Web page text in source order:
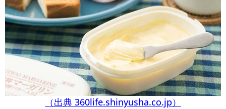
（出典 360life.shinyusha.co.jp）